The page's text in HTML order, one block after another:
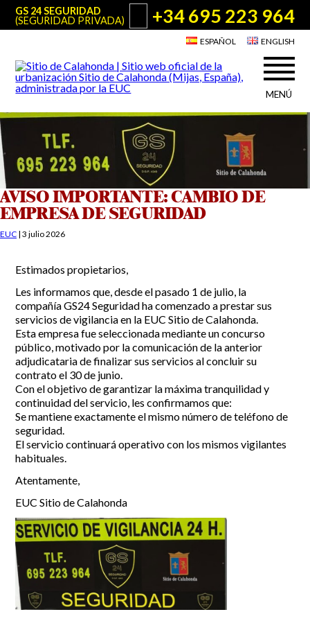
GS 24 SEGURIDAD
(SEGURIDAD PRIVADA)
+34 695 223 964
ESPAÑOL ENGLISH
MENÚ
Acerca de Sitio de Calahonda
Quiénes somos
Junta Directiva
Servicios de la EUC
Estatutos
Sitio de Calahonda en cifras
Actuaciones
Utilidades para Residentes y Visitantes
El reciclado de nuestros residuos
Información sobre podas
Teléfonos de interés
Incidencias
Incidencias
App Gecor
Contactar
OCIO Y CURIOSIDADES DE SITIO DE CALAHONDA
Historia de Sitio de Calahonda
Instalaciones y ocio
Club de Golf La Siesta
Centros Comerciales
La Iglesia de San Miguel
La Ermita de Calahonda
Parque Europa
Parque Calahonda
Senda litoral Mijas
Ruta a pie
Ruta de árboles singulares
Parque Canino
Galería Fotográfica
Calahonda de noche
Centros comerciales
Iglesia de San Miguel
Parques de Sitio de Calahonda
Vivero de Calahonda
Revistas
Buscar:
©2026 E.U.C.
Sitio de Calahonda, Calle Monte Paraíso, 6, 29649 Mijas Costa.
NIF: G29178803.
Todos los derechos reservados. Diseño y desarrollo:Jesse Naylor
AVISO IMPORTANTE: CAMBIO DE
EMPRESA DE SEGURIDAD
EUC | 3 julio 2026
Estimados propietarios,
Les informamos que, desde el pasado 1 de julio, la
compañía GS24 Seguridad ha comenzado a prestar sus
servicios de vigilancia en la EUC Sitio de Calahonda.
Esta empresa fue seleccionada mediante un concurso
público, motivado por la comunicación de la anterior
adjudicataria de finalizar sus servicios al concluir su
contrato el 30 de junio.
Con el objetivo de garantizar la máxima tranquilidad y
continuidad del servicio, les confirmamos que:
Se mantiene exactamente el mismo número de teléfono de
seguridad.
El servicio continuará operativo con los mismos vigilantes
habituales.
Atentamente,
EUC Sitio de Calahonda